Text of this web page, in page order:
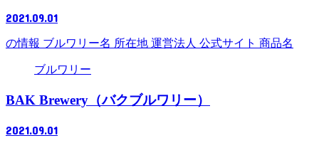
2021.09.01
の情報 ブルワリー名 所在地 運営法人 公式サイト 商品名
ブルワリー
BAK Brewery（バクブルワリー）
2021.09.01